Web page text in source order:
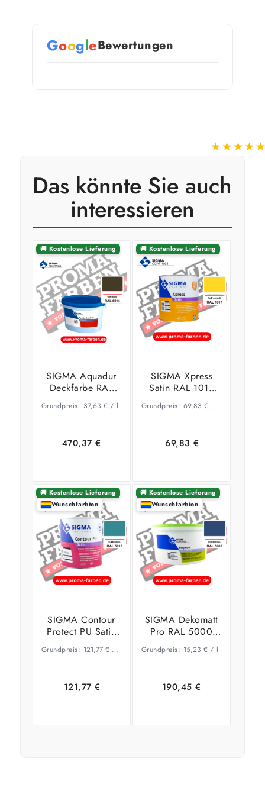
GoogleBewertungen
Das könnte Sie auch
interessieren
🚚 Kostenlose Lieferung
SIGMA Aquadur
Deckfarbe RAL
6014 Gelboliv
Grundpreis: 37,63 €/ l
470,37€
🚚 Kostenlose Lieferung
SIGMA Xpress
Satin RAL 1017
Safrangelb
Grundpreis: 69,83 €–
69,83€
🚚 Kostenlose Lieferung
Wunschfarbton
SIGMA Contour
Protect PU Satin
RAL 5018
Türkisblau
Grundpreis: 121,77 €– 105,04€/l
121,77€
🚚 Kostenlose Lieferung
Wunschfarbton
SIGMA Dekomatt
Pro RAL 5000
Violettblau
Grundpreis: 15,23 €/ l
190,45€